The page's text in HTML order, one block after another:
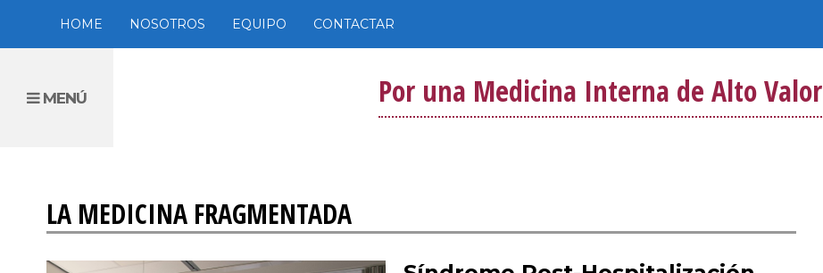
HOME NOSOTROS EQUIPO CONTACTAR
Por una Medicina Interna de Alto Valor
MENÚ
LA MEDICINA FRAGMENTADA